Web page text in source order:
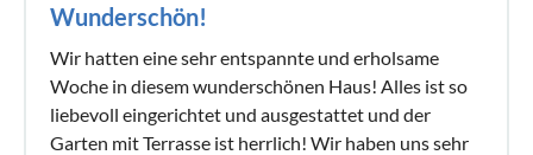
Wunderschön!
Wir hatten eine sehr entspannte und erholsame
Woche in diesem wunderschönen Haus! Alles ist so
liebevoll eingerichtet und ausgestattet und der
Garten mit Terrasse ist herrlich! Wir haben uns sehr